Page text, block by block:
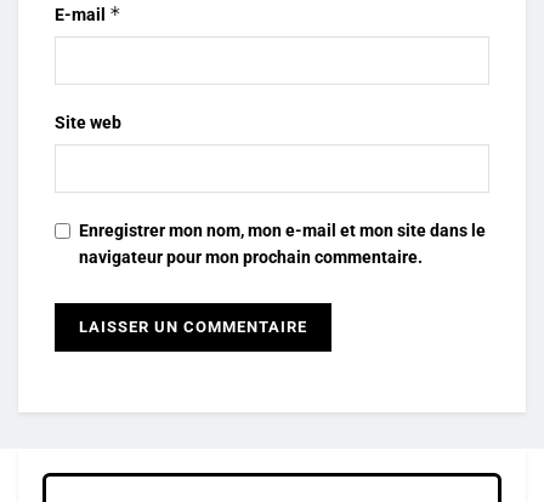
E-mail *
Site web
Enregistrer mon nom, mon e-mail et mon site dans le
navigateur pour mon prochain commentaire.